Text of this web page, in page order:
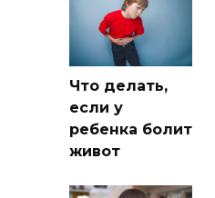
Что делать,
если у
ребенка болит
живот